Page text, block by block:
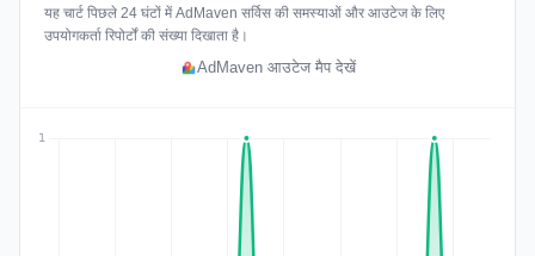
यह चार्ट पिछले 24 घंटों में AdMaven सर्विस की समस्याओं और आउटेज के लिए
उपयोगकर्ता रिपोर्टों की संख्या दिखाता है।
AdMaven आउटेज मैप देखें